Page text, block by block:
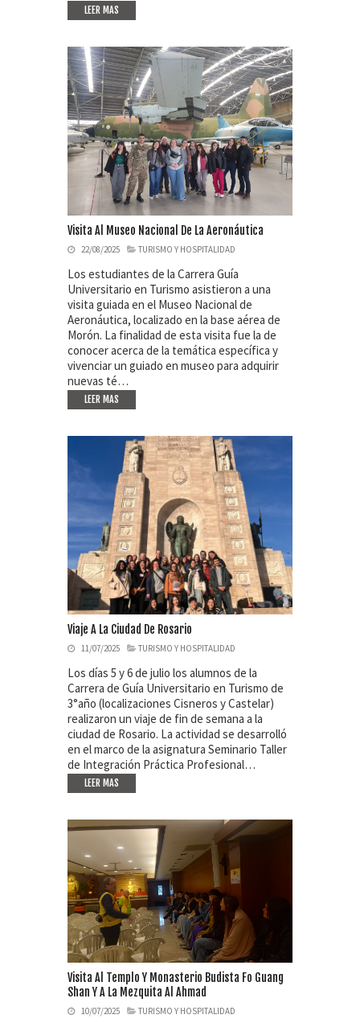
LEER MAS
Visita Al Museo Nacional De La Aeronáutica
22/08/2025 TURISMO Y HOSPITALIDAD
Los estudiantes de la Carrera Guía
Universitario en Turismo asistieron a una
visita guiada en el Museo Nacional de
Aeronáutica, localizado en la base aérea de
Morón. La finalidad de esta visita fue la de
conocer acerca de la temática específica y
vivenciar un guiado en museo para adquirir
nuevas té…
LEER MAS
Viaje A La Ciudad De Rosario
11/07/2025 TURISMO Y HOSPITALIDAD
Los días 5 y 6 de julio los alumnos de la
Carrera de Guía Universitario en Turismo de
3°año (localizaciones Cisneros y Castelar)
realizaron un viaje de fin de semana a la
ciudad de Rosario. La actividad se desarrolló
en el marco de la asignatura Seminario Taller
de Integración Práctica Profesional…
LEER MAS
Visita Al Templo Y Monasterio Budista Fo Guang
Shan Y A La Mezquita Al Ahmad
10/07/2025 TURISMO Y HOSPITALIDAD